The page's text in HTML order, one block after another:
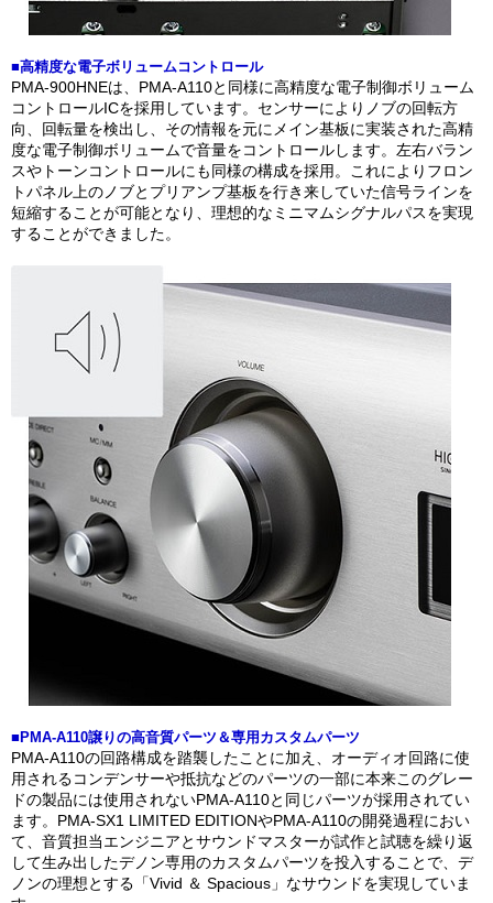
■高精度な電子ボリュームコントロール
PMA-900HNEは、PMA-A110と同様に高精度な電子制御ボリューム
コントロールICを採用しています。センサーによりノブの回転方
向、回転量を検出し、その情報を元にメイン基板に実装された高精
度な電子制御ボリュームで音量をコントロールします。左右バラン
スやトーンコントロールにも同様の構成を採用。これによりフロン
トパネル上のノブとプリアンプ基板を行き来していた信号ラインを
短縮することが可能となり、理想的なミニマムシグナルパスを実現
することができました。
■PMA-A110譲りの高音質パーツ＆専用カスタムパーツ
PMA-A110の回路構成を踏襲したことに加え、オーディオ回路に使
用されるコンデンサーや抵抗などのパーツの一部に本来このグレー
ドの製品には使用されないPMA-A110と同じパーツが採用されてい
ます。PMA-SX1 LIMITED EDITIONやPMA-A110の開発過程におい
て、音質担当エンジニアとサウンドマスターが試作と試聴を繰り返
して生み出したデノン専用のカスタムパーツを投入することで、デ
ノンの理想とする「Vivid ＆ Spacious」なサウンドを実現していま